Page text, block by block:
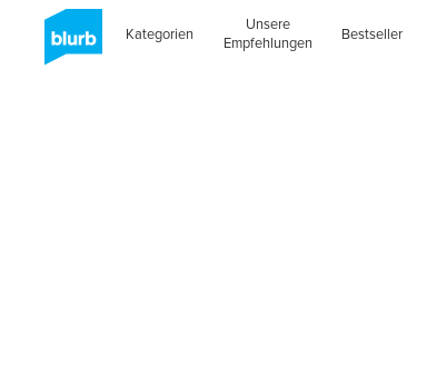
Kategorien
Unsere
Empfehlungen
Bestseller